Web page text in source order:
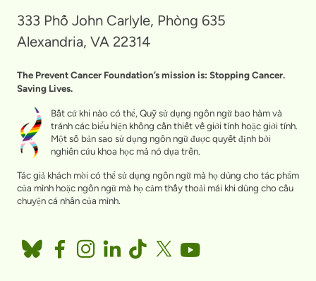
333 Phố John Carlyle, Phòng 635
Alexandria, VA 22314
The Prevent Cancer Foundation’s mission is: Stopping Cancer.
Saving Lives.
Bất cứ khi nào có thể, Quỹ sử dụng ngôn ngữ bao hàm và
tránh các biểu hiện không cần thiết về giới tính hoặc giới tính.
Một số bản sao sử dụng ngôn ngữ được quyết định bởi
nghiên cứu khoa học mà nó dựa trên.
Tác giả khách mời có thể sử dụng ngôn ngữ mà họ dùng cho tác phẩm
của mình hoặc ngôn ngữ mà họ cảm thấy thoải mái khi dùng cho câu
chuyện cá nhân của mình.